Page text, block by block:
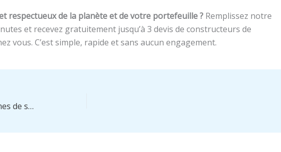
respectueux de la planète et de votre portefeuille ? Remplissez notre
et recevez gratuitement jusqu’à 3 devis de constructeurs de
vous. C’est simple, rapide et sans aucun engagement.
Certificat de conformité aux normes de sécurité : qui doit vous le délivrer ?